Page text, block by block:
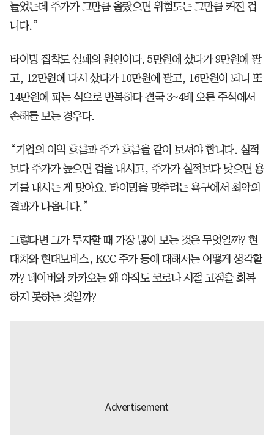
늘었는데 주가가 그만큼 올랐으면 위험도는 그만큼 커진 겁
니다.”
타이밍 집착도 실패의 원인이다. 5만원에 샀다가 9만원에 팔
고, 12만원에 다시 샀다가 10만원에 팔고, 16만원이 되니 또
14만원에 파는 식으로 반복하다 결국 3~4배 오른 주식에서
손해를 보는 경우다.
“기업의 이익 흐름과 주가 흐름을 같이 보셔야 합니다. 실적
보다 주가가 높으면 겁을 내시고, 주가가 실적보다 낮으면 용
기를 내시는 게 맞아요. 타이밍을 맞추려는 욕구에서 최악의
결과가 나옵니다.”
그렇다면 그가 투자할 때 가장 많이 보는 것은 무엇일까? 현
대차와 현대모비스, KCC 주가 등에 대해서는 어떻게 생각할
까? 네이버와 카카오는 왜 아직도 코로나 시절 고점을 회복
하지 못하는 것일까?